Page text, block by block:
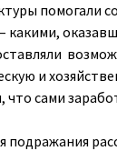
помогали
какими,
и
что сами
подражания